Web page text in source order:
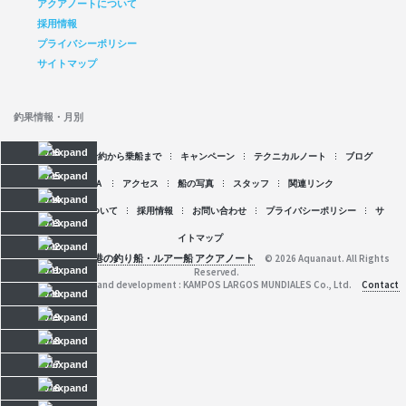
釣果情報・月別
2026
2025
2024
2023
2022
2021
2020
2019
2018
2017
2016
アクアノートについて
採用情報
プライバシーポリシー
サイトマップ
空席情報 予約から乗船まで キャンペーン テクニカルノート ブログ
Ｑ＆Ａ アクセス 船の写真 スタッフ 関連リンク
アクアノートについて 採用情報 お問い合わせ プライバシーポリシー サ
イトマップ
京都府舞鶴港の釣り船・ルアー船 アクアノート
© 2026 Aquanaut. All Rights
Reserved.
Web planning and development : KAMPOS LARGOS MUNDIALES Co., Ltd.Contact